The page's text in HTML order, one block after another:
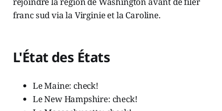
franc sud via la Virginie et la Caroline.
L'État des États
Le Maine: check!
Le New Hampshire: check!